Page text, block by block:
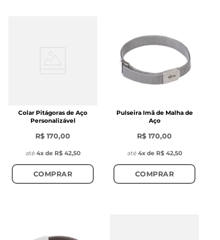
Colar Pitágoras de Aço
Personalizável
R$ 170,00
até 4x de R$ 42,50
COMPRAR
Pulseira Imã de Malha de
Aço
R$ 170,00
até 4x de R$ 42,50
COMPRAR